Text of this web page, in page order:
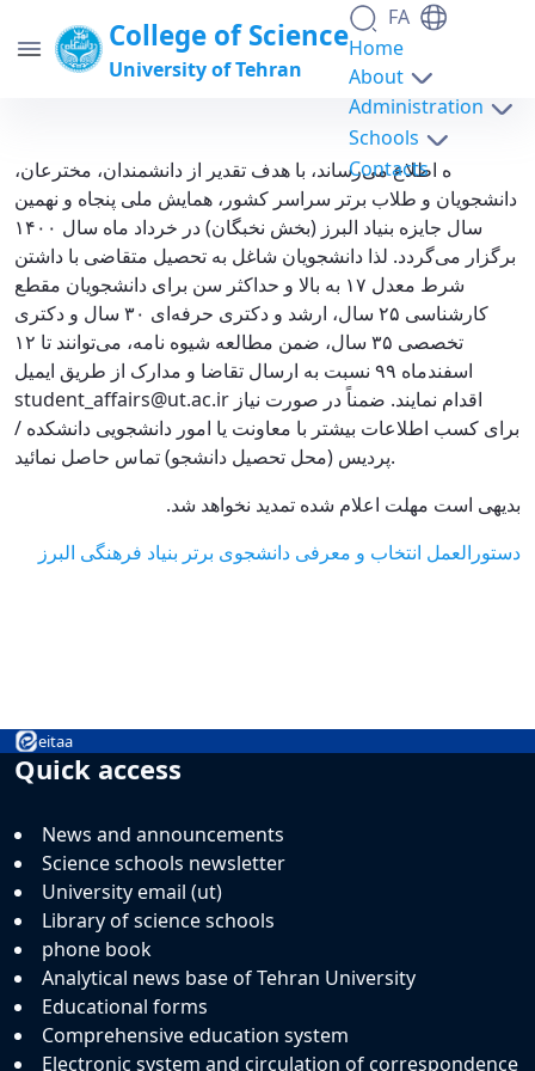
College of Science
University of Tehran
FA
Home
About
Administration
Schools
Contacts
همایش ملی پنجاه و نهمین سال جایزه بنیاد البرز
با هدف تقدیر از دانشمندان، مخترعان، دانشجویان
و طلاب برتر سراسر کشور - science-
دانشکدگان علوم
ه اطلاع می‌رساند، با هدف تقدیر از دانشمندان، مخترعان،
دانشجویان و طلاب برتر سراسر کشور، همایش ملی پنجاه و نهمین
سال جایزه بنیاد البرز (بخش نخبگان) در خرداد ماه سال ۱۴۰۰
برگزار می‌گردد. لذا دانشجویان شاغل به تحصیل متقاضی با داشتن
شرط معدل ۱۷ به بالا و حداکثر سن برای دانشجویان مقطع
کارشناسی ۲۵ سال، ارشد و دکتری حرفه‌ای ۳۰ سال و دکتری
تخصصی ۳۵ سال، ضمن مطالعه شیوه نامه، می‌توانند تا ۱۲
اسفندماه ۹۹ نسبت به ارسال تقاضا و مدارک از طریق ایمیل
student_affairs@ut.ac.ir اقدام نمایند. ضمناً در صورت نیاز
برای کسب اطلاعات بیشتر با معاونت یا امور دانشجویی دانشکده /
پردیس (محل تحصیل دانشجو) تماس حاصل نمائید.
بدیهی است مهلت اعلام شده تمدید نخواهد شد.
دستورالعمل انتخاب و معرفی دانشجوی برتر بنیاد فر هنگی البرز
eitaa
Quick access
News and announcements
Science schools newsletter
University email (ut)
Library of science schools
phone book
Analytical news base of Tehran University
Educational forms
Comprehensive education system
Electronic system and circulation of correspondence